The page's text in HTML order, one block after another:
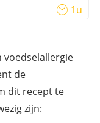
1u
voedselallergie
de
dit recept te
zijn: